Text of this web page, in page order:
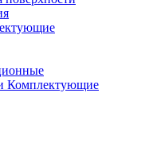
Комплектующие